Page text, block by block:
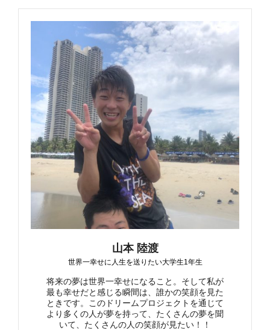
山本 陸渡
世界一幸せに人生を送りたい大学生1年生
将来の夢は世界一幸せになること。そして私が
最も幸せだと感じる瞬間は、誰かの笑顔を見た
ときです。このドリームプロジェクトを通じて
より多くの人が夢を持って、たくさんの夢を聞
いて、たくさんの人の笑顔が見たい！！